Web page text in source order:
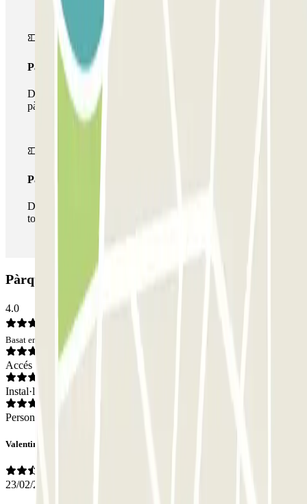
Passi multipàrquing
Durant la teva estada podràs fer ús de tota la xarxa de
pàrquings d'aquest operador disponibles a Parclick.
Passi il·limitat
Durant la teva estada podràs entrar i sortir del pàrquing
totes les vegades que vulguis.
Pàrquing Sempione: Opinions
4.0
Basat en 23 opinions
Accés
Instal·lacions
Personal
Valentino
23/02/2026